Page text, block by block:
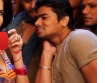
എക്‌സ്റ്റർ, മാരുതി
പഞ്ച് തുടങ്ങിയ
മികച്ച